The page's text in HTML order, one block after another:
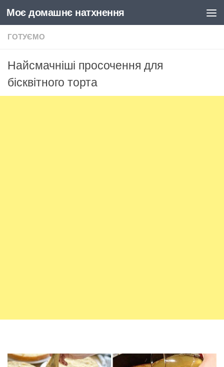
Skip to content
Моє домашнє натхнення
ГОТУЄМО
Найсмачніші просочення для
бісквітного торта